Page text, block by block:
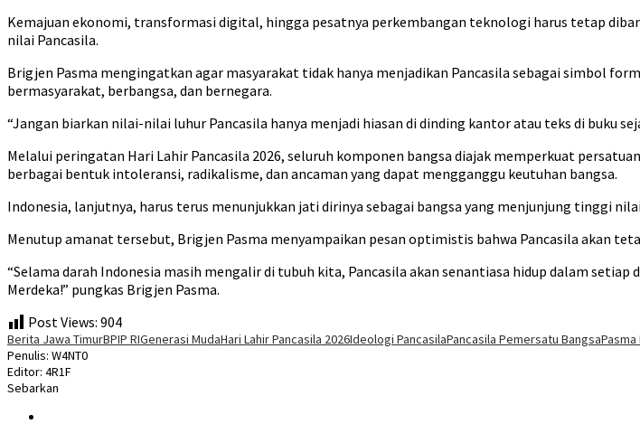
Kemajuan ekonomi, transformasi digital, hingga pesatnya perkembangan teknologi harus tetap
nilai Pancasila.
Brigjen Pasma mengingatkan agar masyarakat tidak hanya menjadikan Pancasila sebagai simbol
bermasyarakat, berbangsa, dan bernegara.
“Jangan biarkan nilai-nilai luhur Pancasila hanya menjadi hiasan di dinding kantor atau teks di buku
Melalui peringatan Hari Lahir Pancasila 2026, seluruh komponen bangsa diajak memperkuat
berbagai bentuk intoleransi, radikalisme, dan ancaman yang dapat mengganggu keutuhan bangsa.
Indonesia, lanjutnya, harus terus menunjukkan jati dirinya sebagai bangsa yang menjunjung tinggi
Menutup amanat tersebut, Brigjen Pasma menyampaikan pesan optimistis bahwa Pancasila akan
“Selama darah Indonesia masih mengalir di tubuh kita, Pancasila akan senantiasa hidup dalam
Merdeka!” pungkas Brigjen Pasma.
Post Views: 904
Berita Jawa TimurBPIP RIGenerasi MudaHari Lahir Pancasila 2026Ideologi PancasilaPancasila Pemersatu Bangsa
Penulis: W4NT0
Editor: 4R1F
Sebarkan